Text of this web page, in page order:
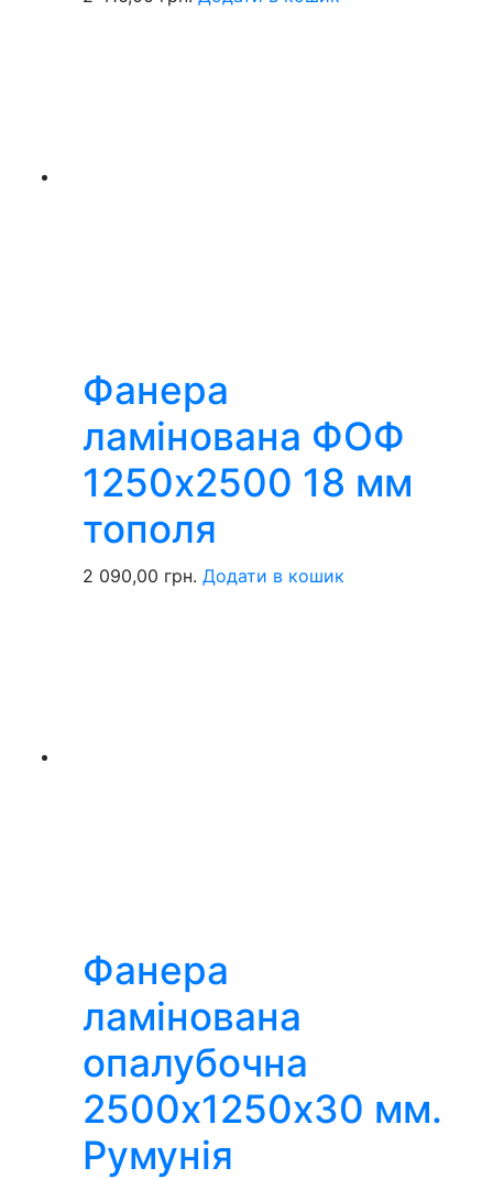
Фанера
ламінована ФОФ
1250х2500 18 мм
тополя
2 090,00 грн. Додати в кошик
Фанера
ламінована
опалубочна
2500х1250х30 мм.
Румунія